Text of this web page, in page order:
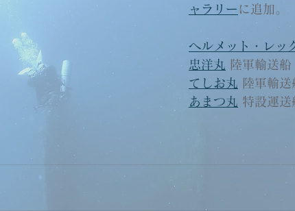
ャラリー に追加。
ヘルメット・レッ
忠洋丸 陸軍輸送船
てしお丸 陸軍輸送
あまつ丸 特設運送